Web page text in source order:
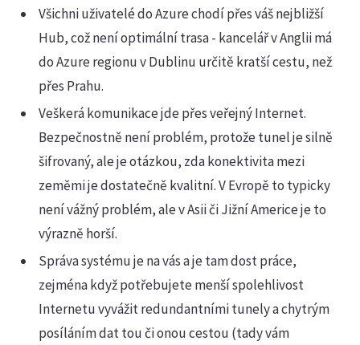
Všichni uživatelé do Azure chodí přes váš nejbližší
Hub, což není optimální trasa - kancelář v Anglii má
do Azure regionu v Dublinu určitě kratší cestu, než
přes Prahu.
Veškerá komunikace jde přes veřejný Internet.
Bezpečnostně není problém, protože tunel je silně
šifrovaný, ale je otázkou, zda konektivita mezi
zeměmi je dostatečně kvalitní. V Evropě to typicky
není vážný problém, ale v Asii či Jižní Americe je to
výrazně horší.
Správa systému je na vás a je tam dost práce,
zejména když potřebujete menší spolehlivost
Internetu vyvážit redundantními tunely a chytrým
posíláním dat tou či onou cestou (tady vám